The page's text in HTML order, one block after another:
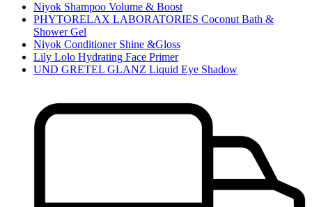
Niyok Shampoo Volume & Boost
PHYTORELAX LABORATORIES Coconut Bath &
Shower Gel
Niyok Conditioner Shine &Gloss
Lily Lolo Hydrating Face Primer
UND GRETEL GLANZ Liquid Eye Shadow